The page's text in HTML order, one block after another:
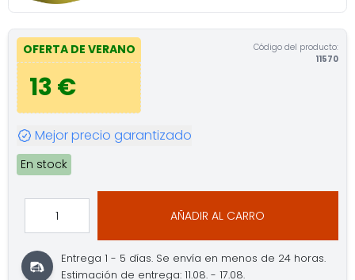
OFERTA DE VERANO
13 €
Código del producto:
11570
Mejor precio garantizado
En stock
AÑADIR AL CARRO
Entrega 1 - 5 días. Se envía en menos de 24 horas.
Estimación de entrega: 11.08. - 17.08.